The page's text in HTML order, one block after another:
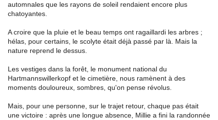
automnales que les rayons de soleil rendaient encore plus
chatoyantes.
A croire que la pluie et le beau temps ont ragaillardi les arbres ;
hélas, pour certains, le scolyte était déjà passé par là. Mais la
nature reprend le dessus.
Les vestiges dans la forêt, le monument national du
Hartmannswillerkopf et le cimetière, nous ramènent à des
moments douloureux, sombres, qu'on pense révolus.
Mais, pour une personne, sur le trajet retour, chaque pas était
une victoire : après une longue absence, Millie a fini la randonnée